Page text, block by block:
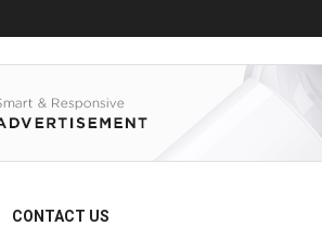
CONTACT US